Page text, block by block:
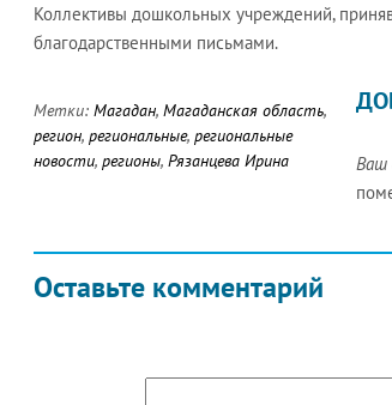
Коллективы дошкольных учреждений,
благодарственными письмами.
Метки: Магадан, Магаданская область,
регион, региональные, региональные
новости, регионы, Рязанцева Ирина
Оставьте комментарий
Ваш